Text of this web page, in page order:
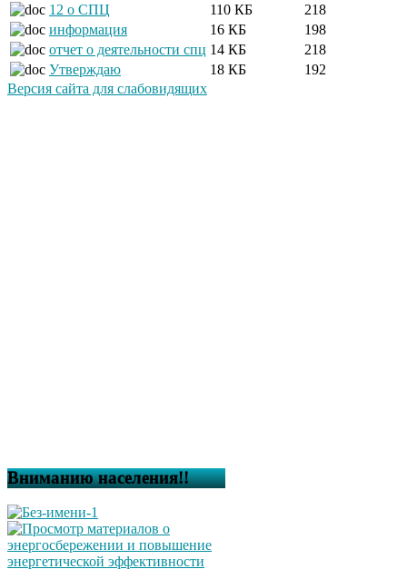
12 о СПЦ
110 КБ
218
информация
16 КБ
198
отчет о деятельности спц 14 КБ
218
Утверждаю
18 КБ
192
Версия сайта для слабовидящих
Вниманию населения!!